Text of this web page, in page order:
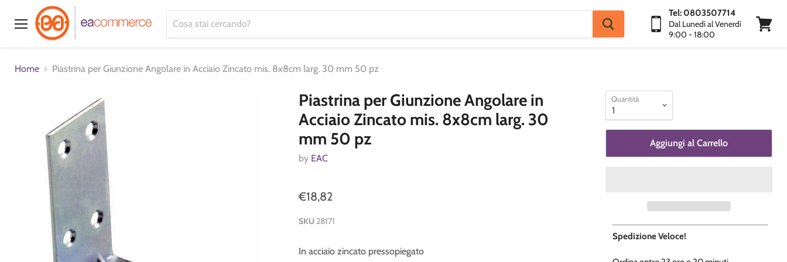
Menu
Tel: 0803507714
Dal Lunedì al Venerdì
9:00 - 18:00
Home Piastrina per Giunzione Angolare in Acciaio Zincato mis. 8x8cm larg. 30 mm 50 pz
Piastrina per Giunzione Angolare in
Acciaio Zincato mis. 8x8cm larg. 30
mm 50 pz
by EAC
€18,82
SKU 28171
In acciaio zincato pressopiegato
Quantità
Aggiungi al Carrello
Spedizione Veloce!